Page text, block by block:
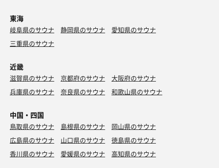
東海
岐阜県のサウナ 静岡県のサウナ
愛知県のサウナ
三重県のサウナ
近畿
滋賀県のサウナ 京都府のサウナ
大阪府のサウナ
兵庫県のサウナ
奈良県のサウナ 和歌山県のサウナ
中国・四国
鳥取県のサウナ 島根県のサウナ
岡山県のサウナ
広島県のサウナ
山口県のサウナ
徳島県のサウナ
香川県のサウナ
愛媛県のサウナ 高知県のサウナ